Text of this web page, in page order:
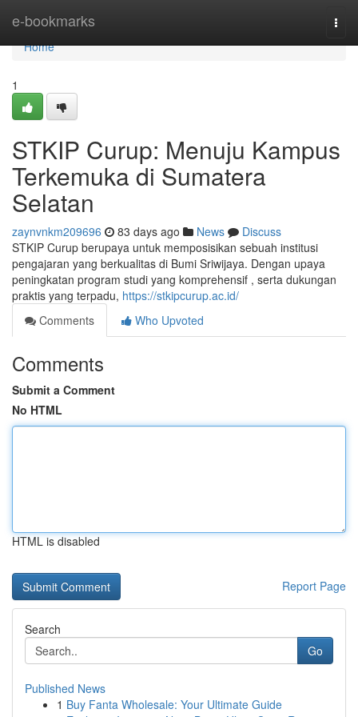
e-bookmarks
Home
Home
1
STKIP Curup: Menuju Kampus
Terkemuka di Sumatera
Selatan
zaynvnkm209696 83 days ago News
Discuss
STKIP Curup berupaya untuk memposisikan sebuah institusi
pengajaran yang berkualitas di Bumi Sriwijaya. Dengan upaya
peningkatan program studi yang komprehensif , serta dukungan
praktis yang terpadu, https://stkipcurup.ac.id/
Comments
Who Upvoted
Comments
Submit a Comment
No HTML
HTML is disabled
Report Page
Search
Go
Published News
1 Buy Fanta Wholesale: Your Ultimate Guide